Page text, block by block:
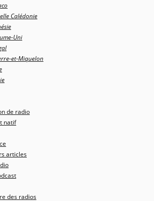
Calédonie
Uni
et-Miquelon
de radio
natif
articles
des radios